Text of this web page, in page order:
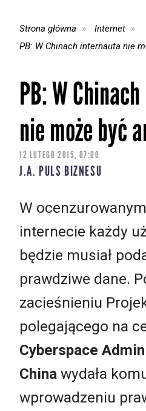
Strona główna
Internet
PB: W Chinach internauta nie
PB: W
nie może być
12 LUTEGO 2015, 07:00
J.A. PULS BIZNESU
W
internecie każdy
będzie musiał
prawdziwe dane.
zacieśnieniu
polegającego na
Cyberspace
China wydała
wprowadzeniu